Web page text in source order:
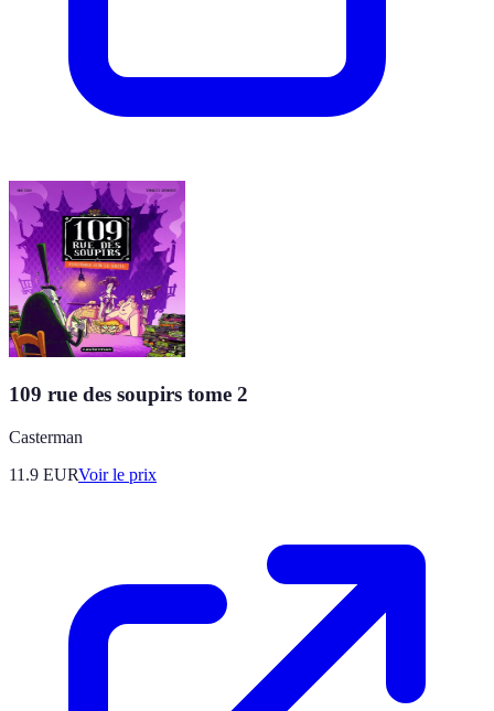
109 rue des soupirs tome 2
Casterman
11.9 EURVoir le prix